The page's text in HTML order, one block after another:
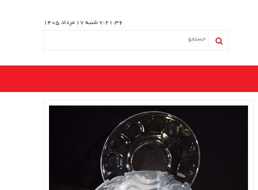
7:21:36 شنبه 17 مرداد 1405